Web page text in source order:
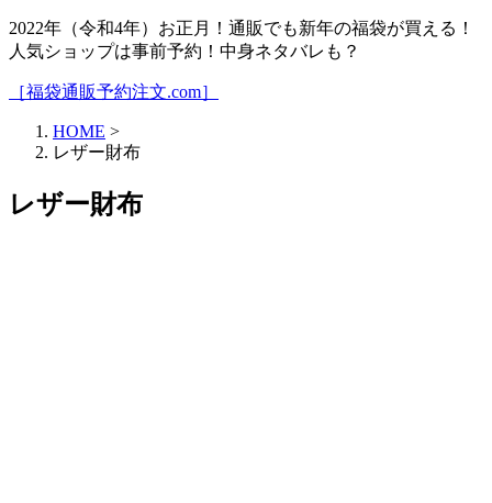
2022年（令和4年）お正月！通販でも新年の福袋が買える！
人気ショップは事前予約！中身ネタバレも？
［福袋通販予約注文.com］
HOME >
レザー財布
レザー財布